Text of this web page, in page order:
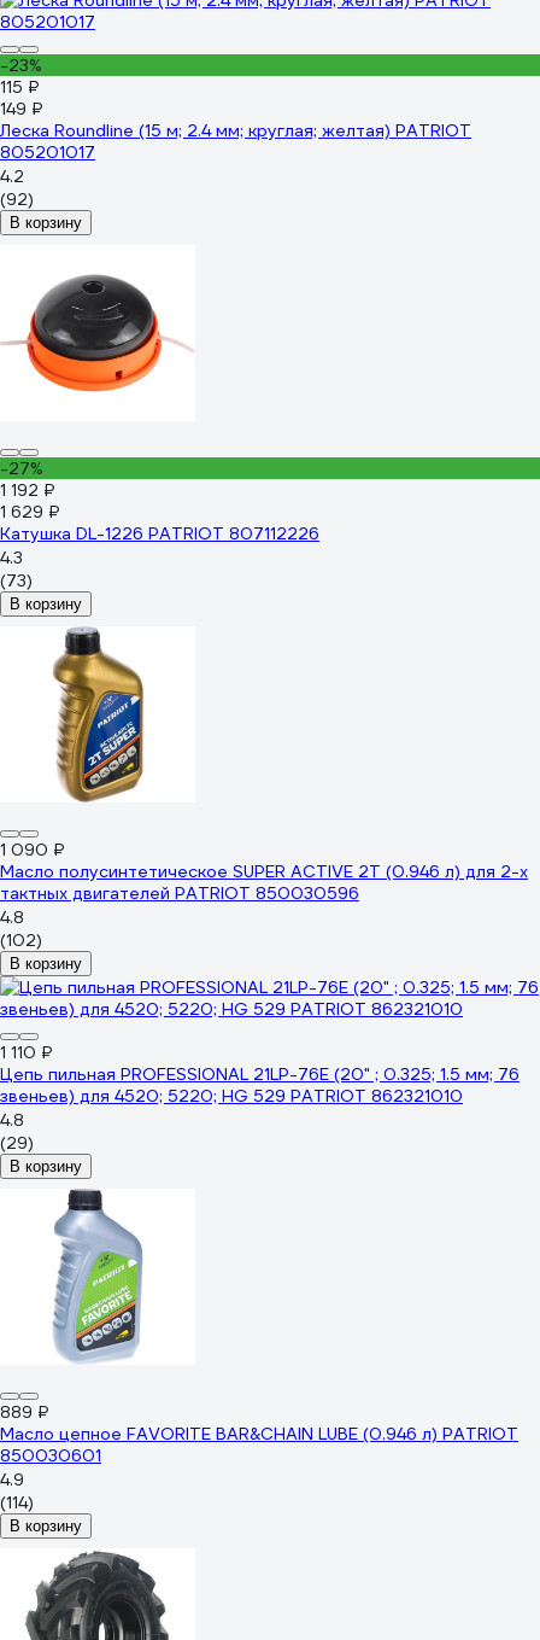
-23%
115 ₽
149 ₽
Леска Roundline (15 м; 2.4 мм; круглая; желтая) PATRIOT
805201017
4.2
(92)
В корзину
-27%
1 192 ₽
1 629 ₽
Катушка DL-1226 PATRIOT 807112226
4.3
(73)
В корзину
1 090 ₽
Масло полусинтетическое SUPER ACTIVE 2T (0.946 л) для 2-х
тактных двигателей PATRIOT 850030596
4.8
(102)
В корзину
1 110 ₽
Цепь пильная PROFESSIONAL 21LP-76E (20" ; 0.325; 1.5 мм; 76
звеньев) для 4520; 5220; HG 529 PATRIOT 862321010
4.8
(29)
В корзину
889 ₽
Масло цепное FAVORITE BAR&CHAIN LUBE (0.946 л) PATRIOT
850030601
4.9
(114)
В корзину